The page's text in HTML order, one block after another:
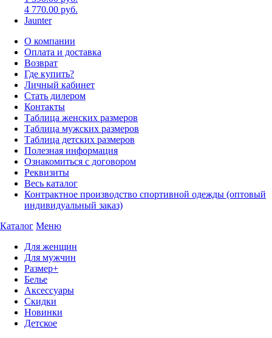
4 770.00 руб.
Jaunter
О компании
Оплата и доставка
Возврат
Где купить?
Личный кабинет
Стать дилером
Контакты
Таблица женских размеров
Таблица мужских размеров
Таблица детских размеров
Полезная информация
Ознакомиться с договором
Реквизиты
Весь каталог
Контрактное производство спортивной одежды (оптовый
индивидуальный заказ)
Каталог Меню
Для женщин
Для мужчин
Размер+
Белье
Аксессуары
Скидки
Новинки
Детское